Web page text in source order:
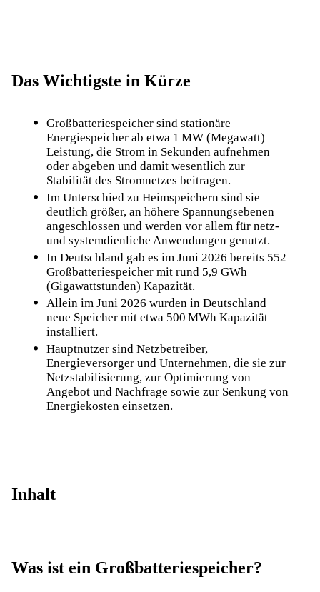
Das Wichtigste in Kürze
Großbatteriespeicher sind stationäre
Energiespeicher ab etwa 1 MW (Megawatt)
Leistung, die Strom in Sekunden aufnehmen
oder abgeben und damit wesentlich zur
Stabilität des Stromnetzes beitragen.
Im Unterschied zu Heimspeichern sind sie
deutlich größer, an höhere Spannungsebenen
angeschlossen und werden vor allem für netz-
und systemdienliche Anwendungen genutzt.
In Deutschland gab es im Juni 2026 bereits 552
Großbatteriespeicher mit rund 5,9 GWh
(Gigawattstunden) Kapazität.
Allein im Juni 2026 wurden in Deutschland
neue Speicher mit etwa 500 MWh Kapazität
installiert.
Hauptnutzer sind Netzbetreiber,
Energieversorger und Unternehmen, die sie zur
Netzstabilisierung, zur Optimierung von
Angebot und Nachfrage sowie zur Senkung von
Energiekosten einsetzen.
Inhalt
Was ist ein Großbatteriespeicher?